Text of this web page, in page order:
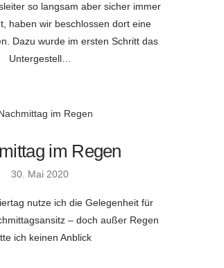
so langsam aber sicher immer
haben wir beschlossen dort eine
Dazu wurde im ersten Schritt das
Untergestell…
im Regen
30. Mai 2020
nutze ich die Gelegenheit für
– doch außer Regen
ich keinen Anblick